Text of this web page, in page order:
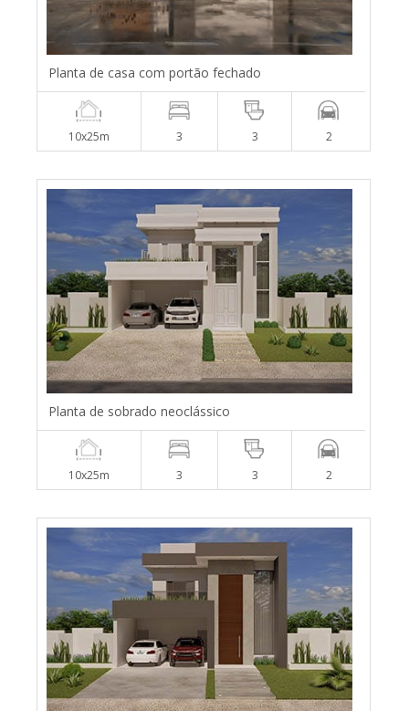
Planta de casa com portão fechado
10x25m 3 3 2
Planta de sobrado neoclássico
10x25m 3 3 2